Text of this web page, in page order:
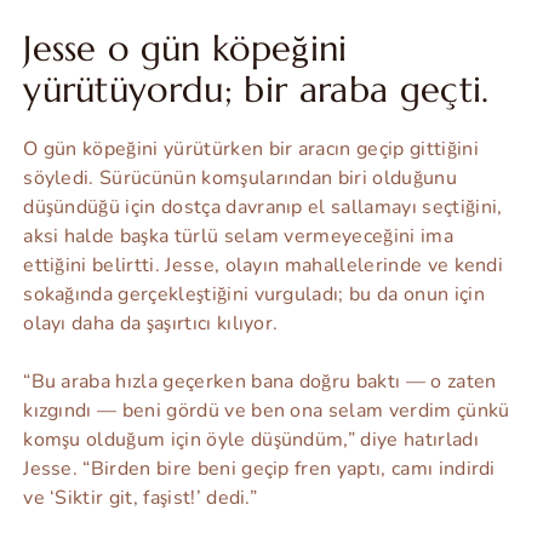
Jesse o gün köpeğini
yürütüyordu; bir araba geçti.
O gün köpeğini yürütürken bir aracın geçip gittiğini
söyledi. Sürücünün komşularından biri olduğunu
düşündüğü için dostça davranıp el sallamayı seçtiğini,
aksi halde başka türlü selam vermeyeceğini ima
ettiğini belirtti. Jesse, olayın mahallelerinde ve kendi
sokağında gerçekleştiğini vurguladı; bu da onun için
olayı daha da şaşırtıcı kılıyor.
“Bu araba hızla geçerken bana doğru baktı — o zaten
kızgındı — beni gördü ve ben ona selam verdim çünkü
komşu olduğum için öyle düşündüm,” diye hatırladı
Jesse. “Birden bire beni geçip fren yaptı, camı indirdi
ve ‘Siktir git, faşist!’ dedi.”